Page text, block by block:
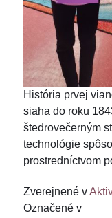
História prvej
siaha do roku
štedrovečerným
technológie
prostredníctvom
Zverejnené v
Označené v